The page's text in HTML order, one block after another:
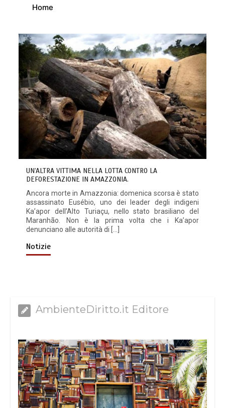
Home
UN’ALTRA VITTIMA NELLA LOTTA CONTRO LA
DEFORESTAZIONE IN AMAZZONIA.
Ancora morte in Amazzonia: domenica scorsa è stato
assassinato Eusébio, uno dei leader degli indigeni
Ka’apor dell’Alto Turiaçu, nello stato brasiliano del
Maranhão. Non è la prima volta che i Ka’apor
denunciano alle autorità di […]
Notizie
AmbienteDiritto.it Editore